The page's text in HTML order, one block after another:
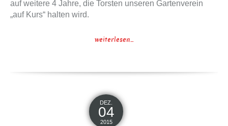
auf weitere 4 Jahre, die Torsten unseren Gartenverein
„auf Kurs“ halten wird.
weiterlesen...
DEZ.
04
2015